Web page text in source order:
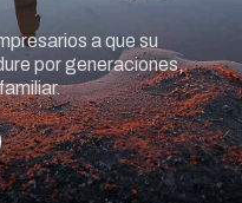
a que su
por generaciones,